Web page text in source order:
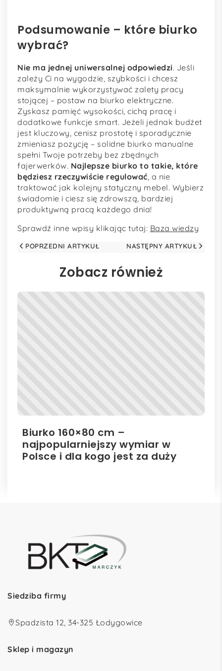
Podsumowanie – które biurko
wybrać?
Nie ma jednej uniwersalnej odpowiedzi. Jeśli
zależy Ci na wygodzie, szybkości i chcesz
maksymalnie wykorzystywać zalety pracy
stojącej – postaw na biurko elektryczne.
Zyskasz pamięć wysokości, cichą pracę i
dodatkowe funkcje smart. Jeżeli jednak budżet
jest kluczowy, cenisz prostotę i sporadycznie
zmieniasz pozycję – solidne biurko manualne
spełni Twoje potrzeby bez zbędnych
fajerwerków. Najlepsze biurko to takie, które
będziesz rzeczywiście regulować, a nie
traktować jak kolejny statyczny mebel. Wybierz
świadomie i ciesz się zdrowszą, bardziej
produktywną pracą każdego dnia!
Sprawdź inne wpisy klikając tutaj: Baza wiedzy
POPRZEDNI ARTYKUŁ NASTĘPNY ARTYKUŁ
Zobacz również
Biurko 160×80 cm –
najpopularniejszy wymiar w
Polsce i dla kogo jest za duży
Siedziba firmy
Spadzista 12, 34-325 Łodygowice
Sklep i magazyn